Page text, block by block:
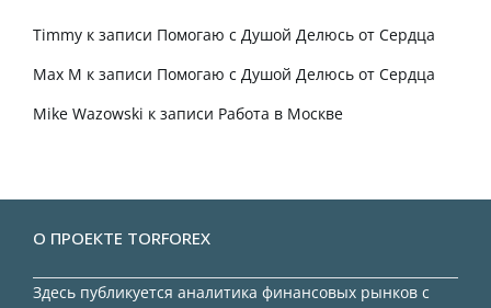
Timmy к записи Помогаю с Душой Делюсь от Сердца
Max M к записи Помогаю с Душой Делюсь от Сердца
Mike Wazowski к записи Работа в Москве
О ПРОЕКТЕ TORFOREX
Здесь публикуется аналитика финансовых рынков с